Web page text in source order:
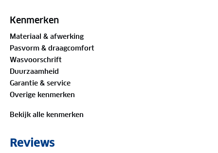
Organic Textile Standard, een wereldwijd erkende
open, geniet ervan!
Materiaal
100%biologisch katoen
Is je kleding aan vervanging toe? Lever het in bij
onze winkels. Wij geven er een nieuwe bestemming
Kenmerken
Materiaal & afwerking
Pasvorm & draagcomfort
Wasvoorschrift
Duurzaamheid
Garantie & service
Overige kenmerken
Bekijk alle kenmerken
Reviews